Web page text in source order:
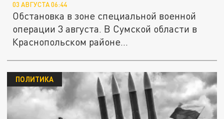
03 АВГУСТА 06:44
Обстановка в зоне специальной военной
операции 3 августа. В Сумской области в
Краснопольском районе...
ПОЛИТИКА